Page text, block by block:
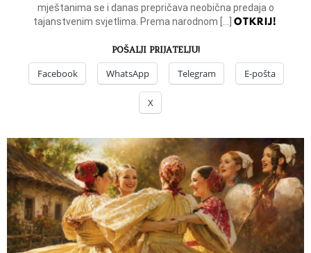
mještanima se i danas prepričava neobična predaja o
tajanstvenim svjetlima. Prema narodnom […]OTKRIJ!
POŠALJI PRIJATELJU!
Facebook WhatsApp Telegram E-pošta
X